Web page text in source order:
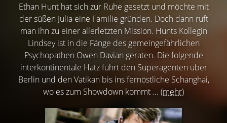
Ethan Hunt hat sich zur Ruhe gesetzt und möchte mit
der süßen Julia eine Familie gründen. Doch dann ruft
man ihn zu einer allerletzten Mission. Hunts Kollegin
Lindsey ist in die Fänge des gemeingefährlichen
Psychopathen Owen Davian geraten. Die folgende
interkontinentale Hatz führt den Superagenten über
Berlin und den Vatikan bis ins fernöstliche Schanghai,
wo es zum Showdown kommt ... (mehr)